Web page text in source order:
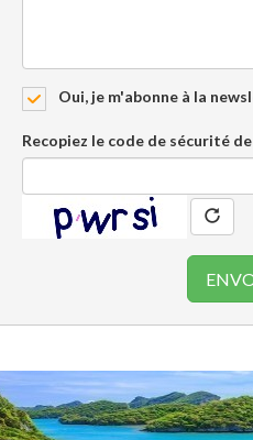
Oui, je m'abonne à la
Recopiez le code de sécurité